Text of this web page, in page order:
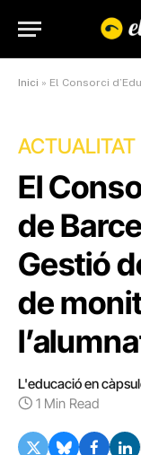
Inici » El Consorci d’Educació de
ACTUALITAT
El
de
Gestió
de
L'educació en
1 Min Read